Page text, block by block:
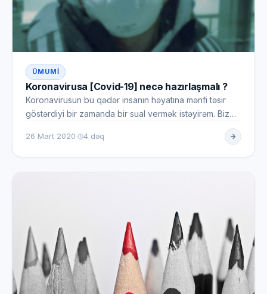
ÜMUMI
Koronavirusa [Covid-19] necə hazırlaşmalı ?
Koronavirusun bu qədər insanın həyatına mənfi təsir
göstərdiyi bir zamanda bir sual vermək istəyirəm. Biz
26 Mart 2020· 4 dəq